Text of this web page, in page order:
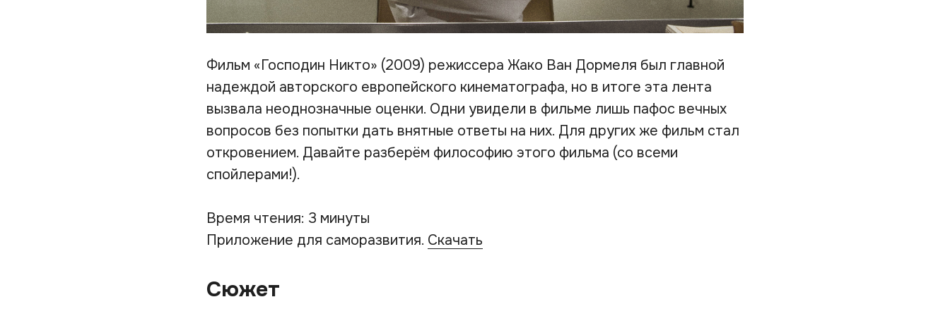
Фильм «Господин Никто» (2009) режиссера Жако Ван Дормеля был главной
надеждой авторского европейского кинематографа, но в итоге эта лента
вызвала неоднозначные оценки. Одни увидели в фильме лишь пафос вечных
вопросов без попытки дать внятные ответы на них. Для других же фильм стал
откровением. Давайте разберём философию этого фильма (со всеми
спойлерами!).
Время чтения: 3 минуты
Приложение для саморазвития. Скачать
Сюжет